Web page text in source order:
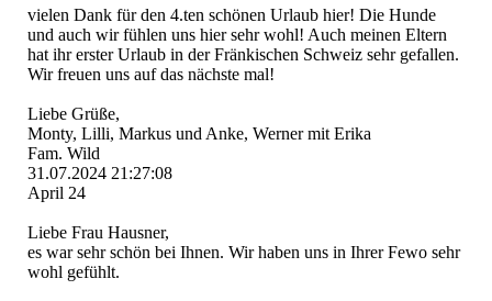
vielen Dank für den 4.ten schönen Urlaub hier! Die Hunde
und auch wir fühlen uns hier sehr wohl! Auch meinen Eltern
hat ihr erster Urlaub in der Fränkischen Schweiz sehr gefallen.
Wir freuen uns auf das nächste mal!
Liebe Grüße,
Monty, Lilli, Markus und Anke, Werner mit Erika
Fam. Wild
31.07.2024 21:27:08
April 24
Liebe Frau Hausner,
es war sehr schön bei Ihnen. Wir haben uns in Ihrer Fewo sehr
wohl gefühlt.